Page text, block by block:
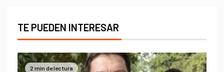
TE PUEDEN INTERESAR
2 min de lectura